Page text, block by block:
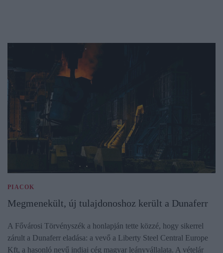
PIACOK
Megmenekült, új tulajdonoshoz került a Dunaferr
A Fővárosi Törvényszék a honlapján tette közzé, hogy sikerrel
zárult a Dunaferr eladása: a vevő a Liberty Steel Central Europe
Kft, a hasonló nevű indiai cég magyar leányvállalata. A vételár